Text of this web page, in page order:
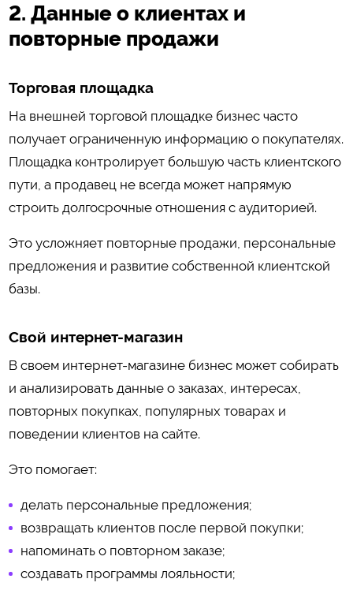
2. Данные о клиентах и
повторные продажи
Торговая площадка
На внешней торговой площадке бизнес часто
получает ограниченную информацию о покупателях.
Площадка контролирует большую часть клиентского
пути, а продавец не всегда может напрямую
строить долгосрочные отношения с аудиторией.
Это усложняет повторные продажи, персональные
предложения и развитие собственной клиентской
базы.
Свой интернет-магазин
В своем интернет-магазине бизнес может собирать
и анализировать данные о заказах, интересах,
повторных покупках, популярных товарах и
поведении клиентов на сайте.
Это помогает:
делать персональные предложения;
возвращать клиентов после первой покупки;
напоминать о повторном заказе;
создавать программы лояльности;